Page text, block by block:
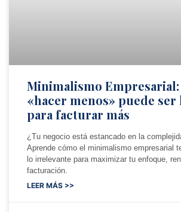
Minimalismo
«hacer menos» puede ser
para facturar más
¿Tu negocio está estancado en la
Aprende cómo el minimalismo empresarial
lo irrelevante para maximizar tu enfoque,
facturación.
LEER MÁS >>